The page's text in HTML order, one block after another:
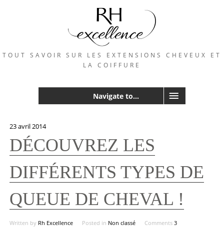
TOUT SAVOIR SUR LES EXTENSIONS CHEVEUX ET
LA COIFFURE
Navigate to...
23 avril 2014
DÉCOUVREZ LES
DIFFÉRENTS TYPES DE
QUEUE DE CHEVAL !
Written by Rh Excellence Posted in Non classé Comments 3